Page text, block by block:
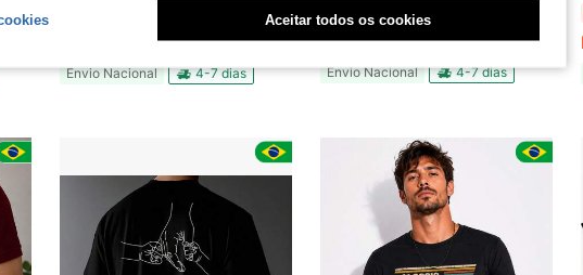
T-shirt casual masculina Camiseta Basica Camisa com estampa de peixe koi dourado e flores de cerejeira - Ajuste solto, manga curta, decote redondo, 100% algodão, roupa de verão para exterior, estilo relaxado, roupa casual de verão | Top de ajuste solto | Acabamento brilhante, Tamanho grande
Envio Nacional 4-7 dias
-21% Último dia
R$23,66
Envio Nacional 4-7 dias
Aceitar todos os cookies